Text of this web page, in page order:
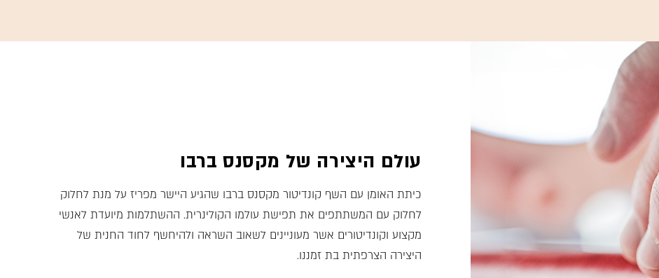
עולם היצירה של מקסנס ברבו
כיתת האומן עם השף קונדיטור מקסנס ברבו שהגיע היישר מפריז על מנת לחלוק
לחלוק עם המשתתפים את תפישת עולמו הקולינרית. ההשתלמות מיועדת לאנשי
מקצוע וקונדיטורים אשר מעוניינים לשאוב השראה ולהיחשף לחוד החנית של
היצירה הצרפתית בת זמננו.